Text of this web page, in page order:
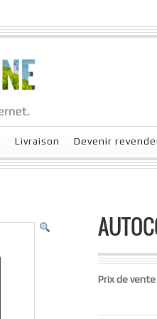
Livraison Devenir
Prix de